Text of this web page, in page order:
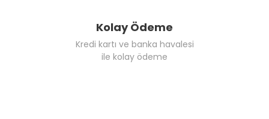
Kolay Ödeme
Kredi kartı ve banka havalesi
ile kolay ödeme